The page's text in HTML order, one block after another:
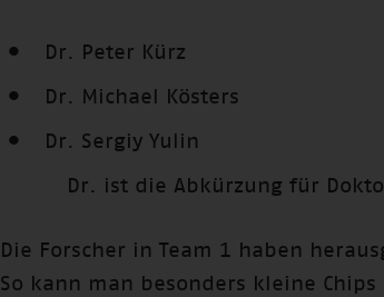
Dr. Peter Kürz
Dr. Michael Kösters
Dr. Sergiy Yulin
Dr. ist die Abkürzung für
Die Forscher in Team 1 haben
So kann man besonders kleine Chips